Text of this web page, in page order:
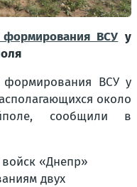
формирования ВСУ у
формирования ВСУ у
около
сообщили в
«Днепр»
двух